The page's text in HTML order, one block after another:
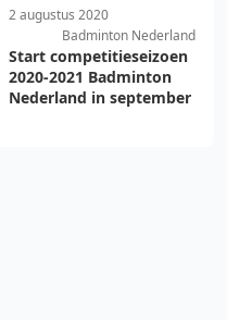
2 augustus 2020
Badminton Nederland
Start competitieseizoen
2020-2021 Badminton
Nederland in september